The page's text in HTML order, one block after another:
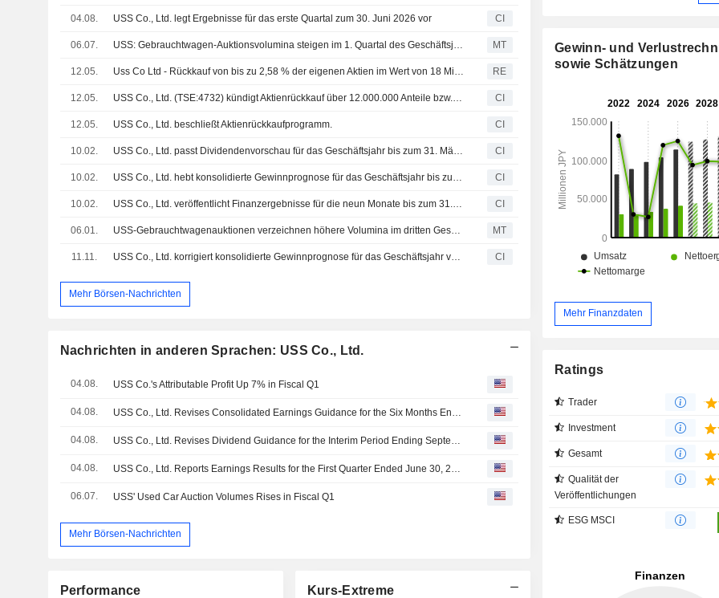
04.08. USS Co., Ltd. legt Ergebnisse für das erste Quartal zum 30. Juni 2026 vor CI
06.07. USS: Gebrauchtwagen-Auktionsvolumina steigen im 1. Quartal des Geschäftsjahres MT
12.05. Uss Co Ltd - Rückkauf von bis zu 2,58 % der eigenen Aktien im Wert von 18 Milliarden Yen geplant RE
12.05. USS Co., Ltd. (TSE:4732) kündigt Aktienrückkauf über 12.000.000 Anteile bzw. 2,58 % für 18.000 Mio. JPY an. CI
12.05. USS Co., Ltd. beschließt Aktienrückkaufprogramm. CI
10.02. USS Co., Ltd. passt Dividendenvorschau für das Geschäftsjahr bis zum 31. März 2026 an CI
10.02. USS Co., Ltd. hebt konsolidierte Gewinnprognose für das Geschäftsjahr bis zum 31. März 2026 an CI
10.02. USS Co., Ltd. veröffentlicht Finanzergebnisse für die neun Monate bis zum 31. Dezember 2025 CI
06.01. USS-Gebrauchtwagenauktionen verzeichnen höhere Volumina im dritten Geschäftsquartal MT
11.11. USS Co., Ltd. korrigiert konsolidierte Gewinnprognose für das Geschäftsjahr vom 1. April 2025 bis 31. März 2026 CI
Mehr Börsen-Nachrichten
Nachrichten in anderen Sprachen: USS Co., Ltd.
04.08. USS Co.'s Attributable Profit Up 7% in Fiscal Q1
04.08.
04.08.
04.08.
06.07. USS' Used Car Auction Volumes Rises in Fiscal Q1
Mehr Börsen-Nachrichten
Performance Kurs-Extreme
Gewinn- und
sowie Schätzungen
Mehr Finanzdaten
Ratings
Trader
Investment
Gesamt
Qualität der
Veröffentlichungen
ESG MSCI